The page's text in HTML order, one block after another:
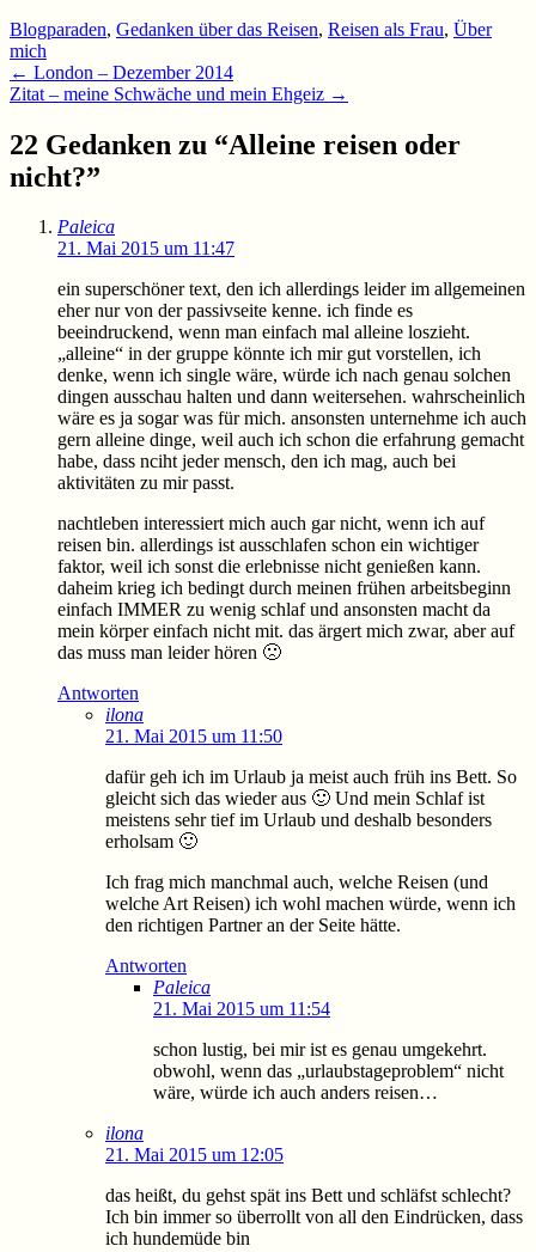
Blogparaden, Gedanken über das Reisen, Reisen als Frau, Über
mich
Beitragsnavigation
← London – Dezember 2014
Zitat – meine Schwäche und mein Ehgeiz →
22 Gedanken zu “Alleine reisen oder
nicht?”
Paleica
21. Mai 2015 um 11:47
ein superschöner text, den ich allerdings leider im allgemeinen
eher nur von der passivseite kenne. ich finde es
beeindruckend, wenn man einfach mal alleine loszieht.
„alleine“ in der gruppe könnte ich mir gut vorstellen, ich
denke, wenn ich single wäre, würde ich nach genau solchen
dingen ausschau halten und dann weitersehen. wahrscheinlich
wäre es ja sogar was für mich. ansonsten unternehme ich auch
gern alleine dinge, weil auch ich schon die erfahrung gemacht
habe, dass nciht jeder mensch, den ich mag, auch bei
aktivitäten zu mir passt.
nachtleben interessiert mich auch gar nicht, wenn ich auf
reisen bin. allerdings ist ausschlafen schon ein wichtiger
faktor, weil ich sonst die erlebnisse nicht genießen kann.
daheim krieg ich bedingt durch meinen frühen arbeitsbeginn
einfach IMMER zu wenig schlaf und ansonsten macht da
mein körper einfach nicht mit. das ärgert mich zwar, aber auf
das muss man leider hören 🙁
Antworten
ilona
21. Mai 2015 um 11:50
dafür geh ich im Urlaub ja meist auch früh ins Bett. So
gleicht sich das wieder aus 🙂 Und mein Schlaf ist
meistens sehr tief im Urlaub und deshalb besonders
erholsam 🙂
Ich frag mich manchmal auch, welche Reisen (und
welche Art Reisen) ich wohl machen würde, wenn ich
den richtigen Partner an der Seite hätte.
Antworten
Paleica
21. Mai 2015 um 11:54
schon lustig, bei mir ist es genau umgekehrt.
obwohl, wenn das „urlaubstageproblem“ nicht
wäre, würde ich auch anders reisen…
ilona
21. Mai 2015 um 12:05
das heißt, du gehst spät ins Bett und schläfst schlecht?
Ich bin immer so überrollt von all den Eindrücken, dass
ich hundemüde bin